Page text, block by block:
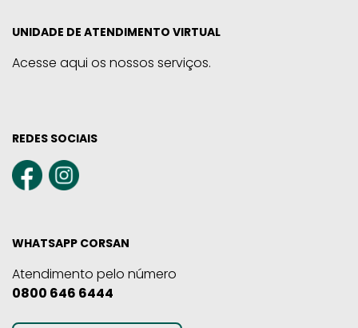
UNIDADE DE ATENDIMENTO VIRTUAL
Acesse aqui os nossos serviços.
REDES SOCIAIS
WHATSAPP CORSAN
Atendimento pelo número
0800 646 6444